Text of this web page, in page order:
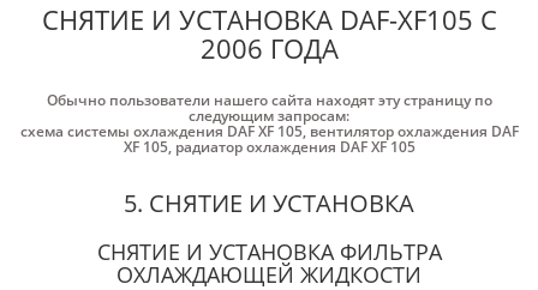
СНЯТИЕ И УСТАНОВКА DAF-XF105 С
2006 ГОДА
Обычно пользователи нашего сайта находят эту страницу по
следующим запросам:
схема системы охлаждения DAF XF 105, вентилятор охлаждения DAF
XF 105, радиатор охлаждения DAF XF 105
5. СНЯТИЕ И УСТАНОВКА
СНЯТИЕ И УСТАНОВКА ФИЛЬТРА
ОХЛАЖДАЮЩЕЙ ЖИДКОСТИ